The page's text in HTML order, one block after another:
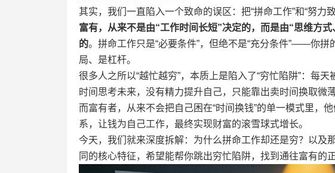
其实，我们一直陷入一个致命的误区：把“拼命工作”和“努力
富有，从来不是由“工作时间长短”决定的，而是由“思维方
的。拼命工作只是“必要条件”，但绝不是“充分条件”——你
局、是杠杆。
很多人之所以“越忙越穷”，本质上是陷入了“穷忙陷阱”：每
时间思考未来，没有精力提升自己，只能靠出卖时间换取微
而富有者，从来不会把自己困在“时间换钱”的单一模式里，
系，让钱为自己工作，最终实现财富的滚雪球式增长。
今天，我们就来深度拆解：为什么拼命工作却还是穷？以及
同的核心特征，希望能帮你跳出穷忙陷阱，找到通往富有的正